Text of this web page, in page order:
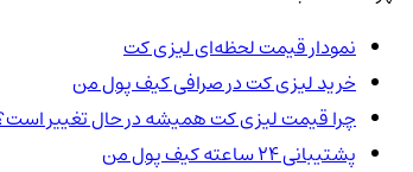
نمودار قیمت لحظه‌ای لیزی کت
خرید لیزی کت در صرافی کیف پول من
چرا قیمت لیزی کت همیشه در حال تغییر
پشتیبانی ۲۴ ساعته کیف پول من